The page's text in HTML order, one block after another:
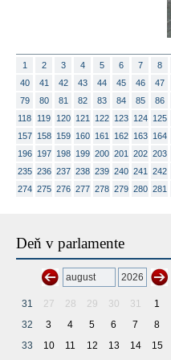
1 2 3 4 5 6 7 8
40
41 42 43 44 45 46 47
79
80 81 82 83 84 85 86
118
119 120 121 122 123 124 125
157
158 159 160 161 162 163 164
196
197 198 199 200 201 202 203
235 236 237 238 239 240 241 242
274 275 276 277 278 279 280 281
Deň v parlamente
31 27 28 29 30 31 1
32
3 4 5 6 7 8
33
10 11 12 13 14 15